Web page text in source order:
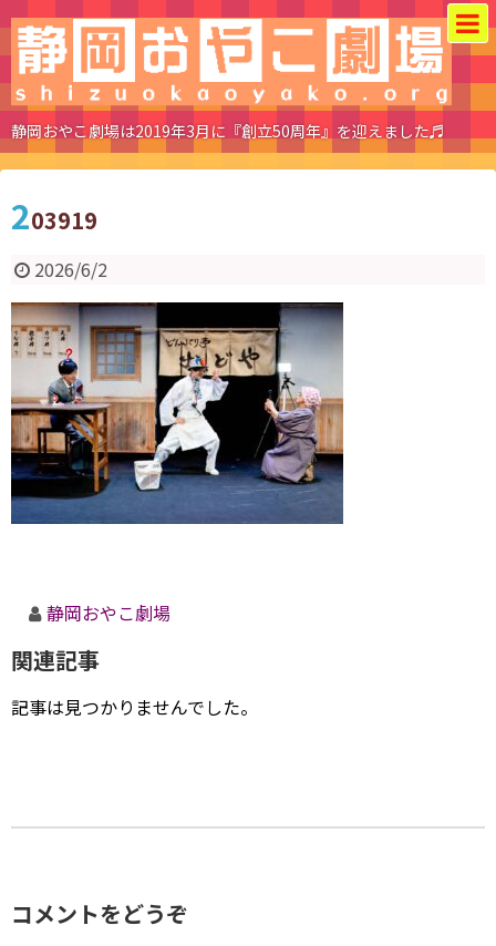
静岡おやこ劇場は2019年3月に『創立50周年』を迎えました♬
203919
2026/6/2
静岡おやこ劇場
関連記事
記事は見つかりませんでした。
コメントをどうぞ